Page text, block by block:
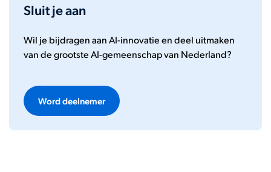
Sluit je aan
Wil je bijdragen aan AI-innovatie en deel uitmaken
van de grootste AI-gemeenschap van Nederland?
Word deelnemer